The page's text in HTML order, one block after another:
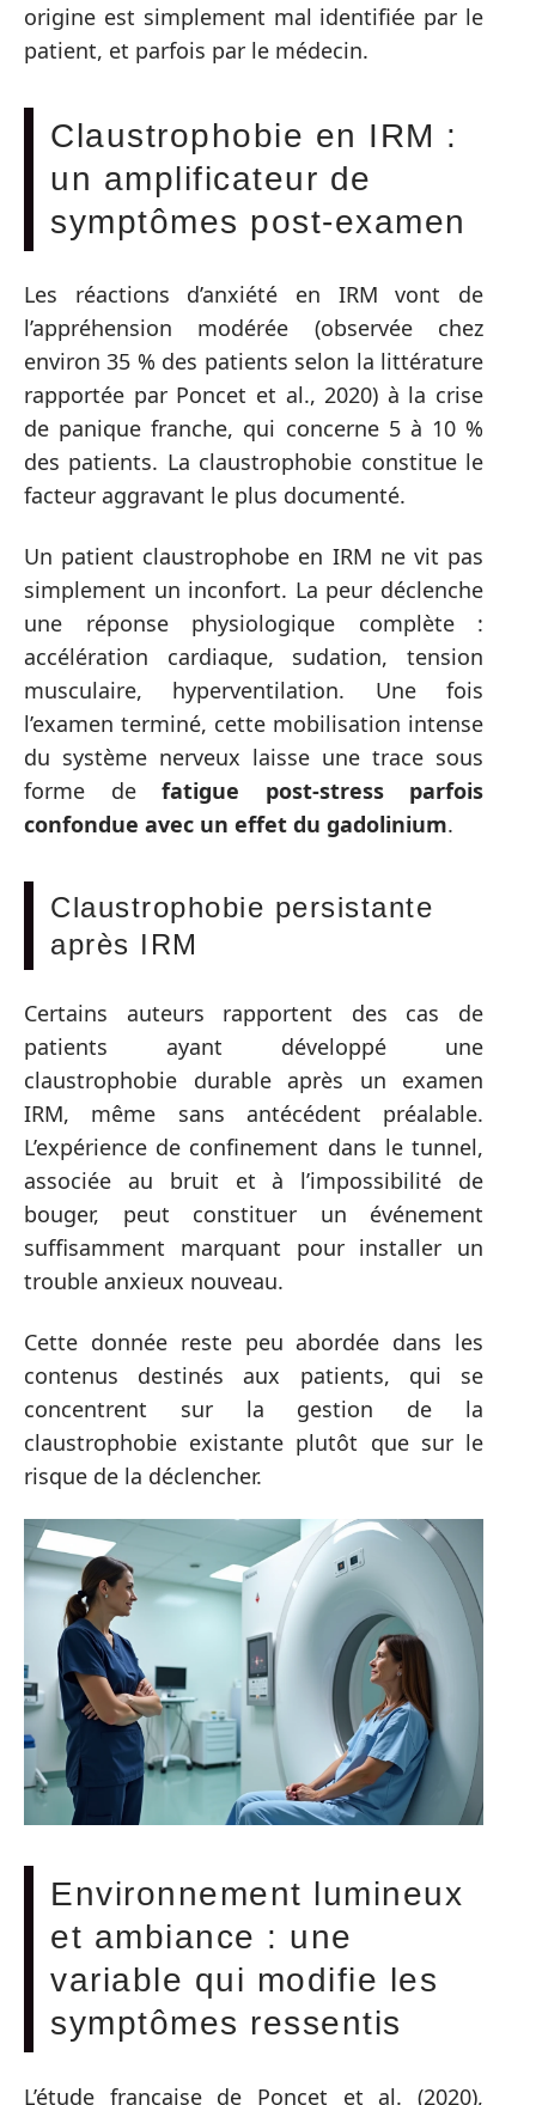
origine est simplement mal identifiée par le
patient, et parfois par le médecin.
Claustrophobie en IRM :
un amplificateur de
symptômes post-examen
Les réactions d’anxiété en IRM vont de
l’appréhension modérée (observée chez
environ 35 % des patients selon la littérature
rapportée par Poncet et al., 2020) à la crise
de panique franche, qui concerne 5 à 10 %
des patients. La claustrophobie constitue le
facteur aggravant le plus documenté.
Un patient claustrophobe en IRM ne vit pas
simplement un inconfort. La peur déclenche
une réponse physiologique complète :
accélération cardiaque, sudation, tension
musculaire, hyperventilation. Une fois
l’examen terminé, cette mobilisation intense
du système nerveux laisse une trace sous
forme de fatigue post-stress parfois
confondue avec un effet du gadolinium.
Claustrophobie persistante
après IRM
Certains auteurs rapportent des cas de
patients ayant développé une
claustrophobie durable après un examen
IRM, même sans antécédent préalable.
L’expérience de confinement dans le tunnel,
associée au bruit et à l’impossibilité de
bouger, peut constituer un événement
suffisamment marquant pour installer un
trouble anxieux nouveau.
Cette donnée reste peu abordée dans les
contenus destinés aux patients, qui se
concentrent sur la gestion de la
claustrophobie existante plutôt que sur le
risque de la déclencher.
Environnement lumineux
et ambiance : une
variable qui modifie les
symptômes ressentis
L’étude française de Poncet et al. (2020),